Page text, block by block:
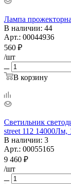
Лампа
В наличии: 44
Арт.: 00044936
560 ₽
/шт
В корзину
Светильник
street 112
В наличии: 3
Арт.: 00055165
9 460 ₽
/шт